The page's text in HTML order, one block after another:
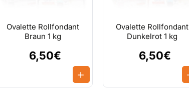
Ovalette Rollfondant
Braun 1 kg
6,50€
Ovalette Rollfondant
Dunkelrot 1 kg
6,50€